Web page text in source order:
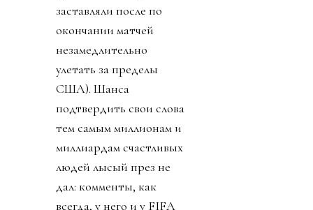
заставляли после по
окончании матчей
незамедлительно
улетать за пределы
США). Шанса
подтвердить свои слова
тем самым миллионам и
миллиардам счастливых
людей лысый през не
дал: комменты, как
всегда, у него и у FIFA